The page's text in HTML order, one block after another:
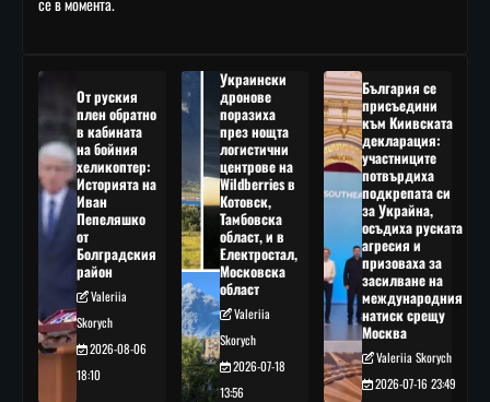
От руския
плен обратно
в кабината
на бойния
хеликоптер:
Историята на
Иван
Пепеляшко
от
Болградския
район
Valeriia
Skorych
2026-08-06
18:10
Украински
дронове
поразиха
през нощта
логистични
центрове на
Wildberries в
Котовск,
Тамбовска
област, и в
Електростал,
Московска
област
Valeriia
Skorych
2026-07-18
13:56
България се
присъедини
към Киивската
декларация:
участниците
потвърдиха
подкрепата си
за Украйна,
осъдиха руската
агресия и
призоваха за
засилване на
международния
натиск срещу
Москва
Valeriia Skorych
2026-07-16 23:49